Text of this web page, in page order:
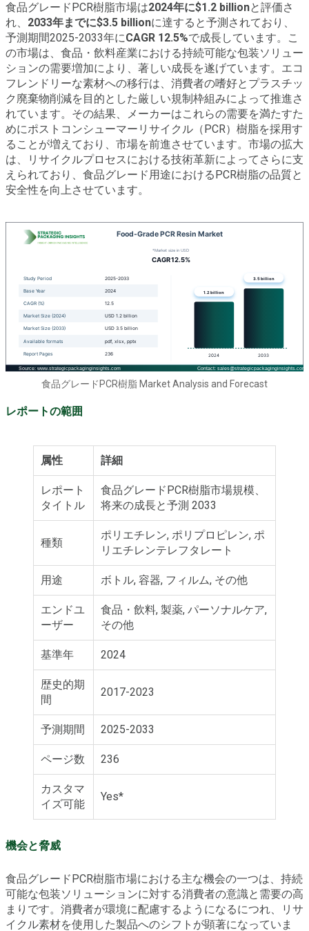
食品グレードPCR樹脂市場は2024年に$1.2 billionと評価さ
れ、 2033年までに$3.5 billionに達すると予測されており、
予測期間2025-2033年にCAGR 12.5%で成長しています。こ
の市場は、食品・飲料産業における持続可能な包装ソリュー
ションの需要増加により、著しい成長を遂げています。エコ
フレンドリーな素材への移行は、消費者の嗜好とプラスチッ
ク廃棄物削減を目的とした厳しい規制枠組みによって推進さ
れています。その結果、メーカーはこれらの需要を満たすた
めにポストコンシューマーリサイクル（PCR）樹脂を採用す
ることが増えており、市場を前進させています。市場の拡大
は、リサイクルプロセスにおける技術革新によってさらに支
えられており、食品グレード用途におけるPCR樹脂の品質と
安全性を向上させています。
食品グレードPCR樹脂 Market Analysis and Forecast
レポートの範囲
属性 詳細
レポート
タイトル
食品グレードPCR樹脂市場規模、
将来の成長と予測 2033
種類
ポリエチレン, ポリプロピレン, ポ
リエチレンテレフタレート
用途 ボトル, 容器, フィルム, その他
エンドユ
ーザー
食品・飲料, 製薬, パーソナルケア,
その他
基準年 2024
歴史的期
間
2017-2023
予測期間 2025-2033
ページ数 236
カスタマ
イズ可能
Yes*
機会と脅威
食品グレードPCR樹脂市場における主な機会の一つは、持続
可能な包装ソリューションに対する消費者の意識と需要の高
まりです。消費者が環境に配慮するようになるにつれ、リサ
イクル素材を使用した製品へのシフトが顕著になっていま